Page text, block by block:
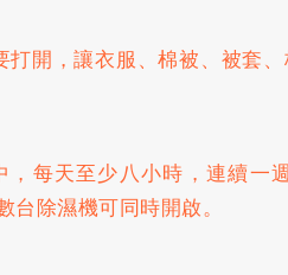
開，讓衣服、棉被、被套
每天至少八小時，連續一
除濕機可同時開啟。